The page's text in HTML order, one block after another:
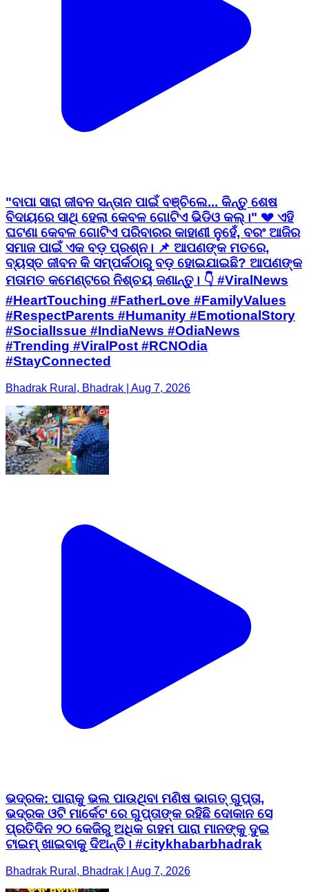
"ବାପା ସାରା ଜୀବନ ସନ୍ତାନ ପାଇଁ ବଞ୍ଚିଲେ... କିନ୍ତୁ ଶେଷ
ବିଦାୟରେ ସାଥି ହେଲା କେବଳ ଗୋଟିଏ ଭିଡିଓ କଲ୍।" 💔 ଏହି
ଘଟଣା କେବଳ ଗୋଟିଏ ପରିବାରର କାହାଣୀ ନୁହେଁ, ବରଂ ଆଜିର
ସମାଜ ପାଇଁ ଏକ ବଡ଼ ପ୍ରଶ୍ନ। 📌 ଆପଣଙ୍କ ମତରେ,
ବ୍ୟସ୍ତ ଜୀବନ କି ସମ୍ପର୍କଠାରୁ ବଡ଼ ହୋଇଯାଇଛି? ଆପଣଙ୍କ
ମତାମତ କମେଣ୍ଟରେ ନିଶ୍ଚୟ ଜଣାନ୍ତୁ। 👇 #ViralNews
#HeartTouching #FatherLove #FamilyValues
#RespectParents #Humanity #EmotionalStory
#SocialIssue #IndiaNews #OdiaNews
#Trending #ViralPost #RCNOdia
#StayConnected
Bhadrak Rural, Bhadrak | Aug 7, 2026
ଭଦ୍ରକ: ପାରାକୁ ଭଲ ପାଉଥିବା ମଣିଷ ଭାଗତ୍ ଗୁପ୍ତା,
ଭଦ୍ରକ ଓଟି ମାର୍କେଟ ରେ ଗୁପ୍ତାଙ୍କ ରହିଛି ଦୋକାନ ସେ
ପ୍ରତିଦିନ ୨୦ କେଜିରୁ ଅଧିକ ଗହମ ପାରା ମାନଙ୍କୁ ଦୁଇ
ଟାଇମ୍ ଖାଇବାକୁ ଦିଅନ୍ତି। #citykhabarbhadrak
Bhadrak Rural, Bhadrak | Aug 7, 2026